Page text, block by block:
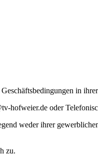
in
hofweier.de oder
weder ihrer
zu.